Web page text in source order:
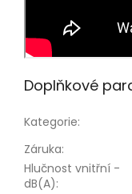
Doplňkové
Kategorie:
Záruka:
Hlučnost vnitřní -
dB(A):